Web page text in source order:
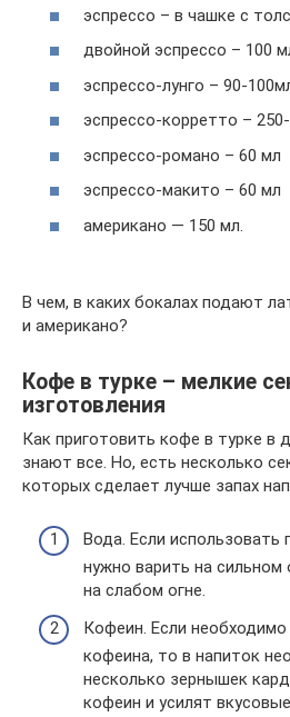
эспрессо – в чашке с
двойной эспрессо – 100
эспрессо-лунго – 90-
эспрессо-корретто –
эспрессо-романо – 60 мл
эспрессо-макито – 60 мл
американо — 150 мл.
В чем, в каких бокалах подают
и американо?
Кофе в турке – мелкие
изготовления
Как приготовить кофе в турке в
знают все. Но, есть несколько
которых сделает лучше запах
Вода. Если использовать
нужно варить на сильном
на слабом огне.
Кофеин. Если
кофеина, то в напиток
несколько зернышек
кофеин и усилят